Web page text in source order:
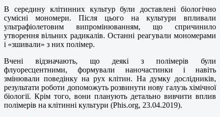
В середину клітинних культур були доставлені біологічно
сумісні мономери. Після цього на культури впливали
ультрафіолетовим випромінюванням, що спричинило
утворення вільних радикалів. Останні реагували мономерами
і «зшивали» з них полімер.
Вчені відзначають, що деякі з полімерів були
флуоресцентними, формували наночастинки і навіть
змінювали поведінку на рух клітин. На думку дослідників,
результати роботи допоможуть розвинути нову галузь хімічної
біології. Крім того, вони планують детально вивчити вплив
полімерів на клітинні культури (Phis.org, 23.04.2019).